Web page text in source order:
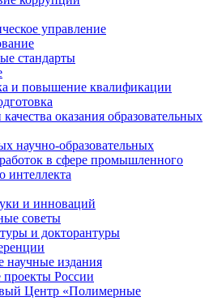
управление
стандарты
и повышение квалификации
оказания образовательных
научно-образовательных
в сфере промышленного
интеллекта
и инноваций
советы
и докторантуры
научные издания
России
Центр «Полимерные